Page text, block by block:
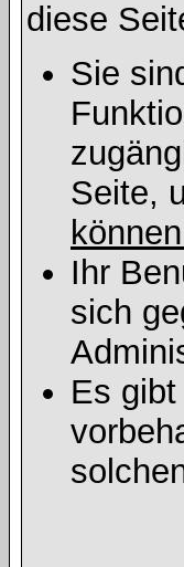
diese
Sie
Seite,
Ihr
sich
Es